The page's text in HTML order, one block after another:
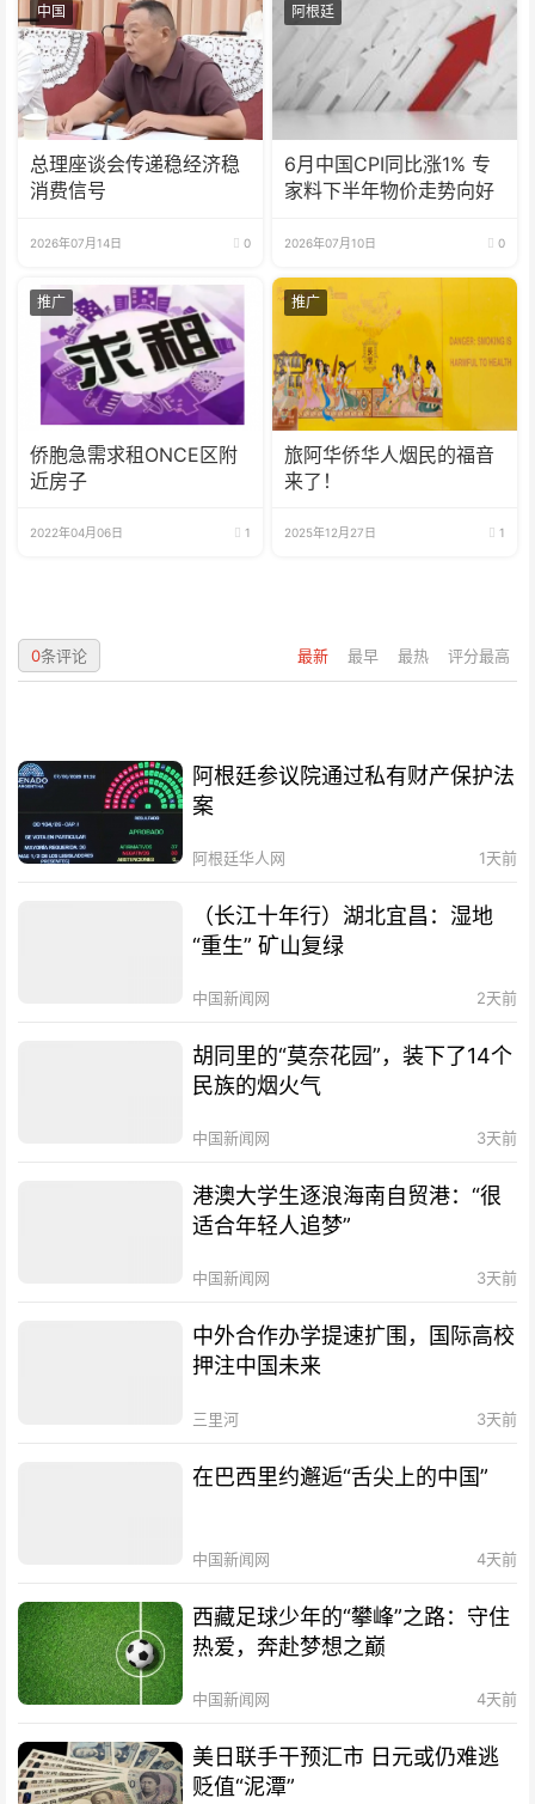
中国
总理座谈会传递稳经济稳
消费信号
2026年07月14日 0
阿根廷
6月中国CPI同比涨1% 专
家料下半年物价走势向好
2026年07月10日 0
推广
侨胞急需求租ONCE区附
近房子
2022年04月06日 1
推广
旅阿华侨华人烟民的福音
来了！
2025年12月27日 1
最新 最早 最热 评分最高
0条评论
阿根廷参议院通过私有财产保护法
案
阿根廷华人网 1天前
（长江十年行）湖北宜昌：湿地
“重生” 矿山复绿
中国新闻网 2天前
胡同里的“莫奈花园”，装下了14个
民族的烟火气
中国新闻网 3天前
港澳大学生逐浪海南自贸港：“很
适合年轻人追梦”
中国新闻网 3天前
中外合作办学提速扩围，国际高校
押注中国未来
三里河 3天前
在巴西里约邂逅“舌尖上的中国”
中国新闻网 4天前
西藏足球少年的“攀峰”之路：守住
热爱，奔赴梦想之巅
中国新闻网 4天前
美日联手干预汇市 日元或仍难逃
贬值“泥潭”